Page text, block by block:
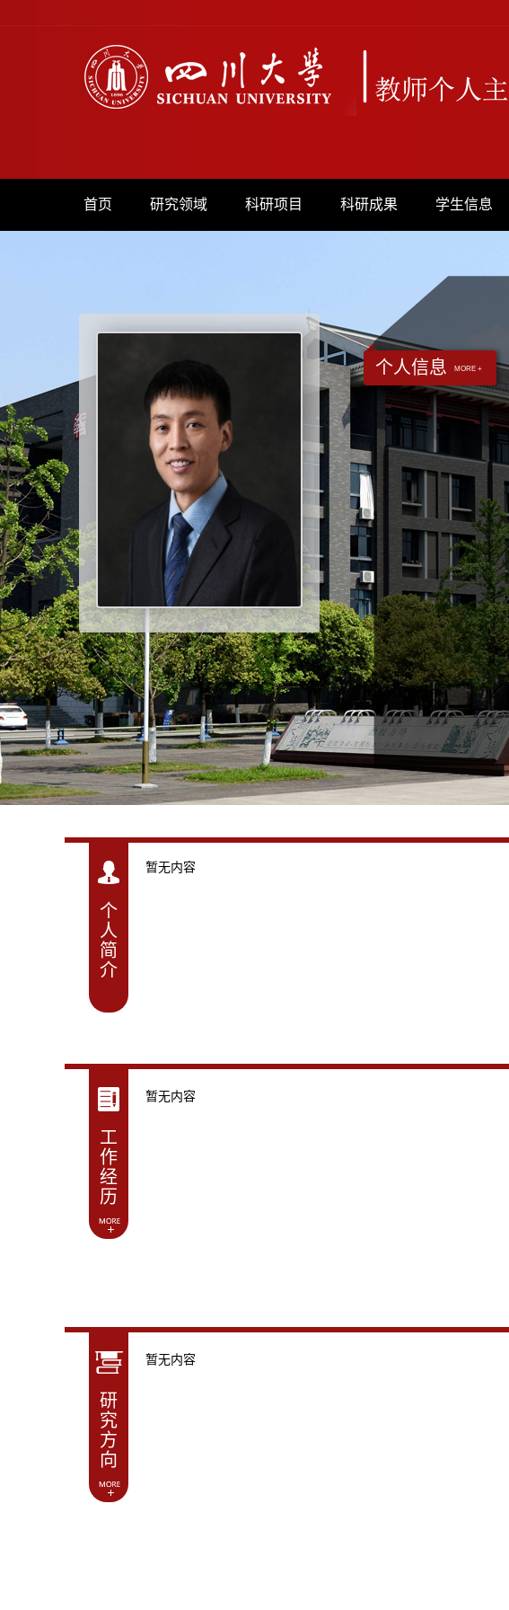
首页 研究领域 科研项目 科研成果 学生信息
个人信息 MORE +
个
人
简
介
暂无内容
工
作
经
历
暂无内容
研
究
方
向
暂无内容